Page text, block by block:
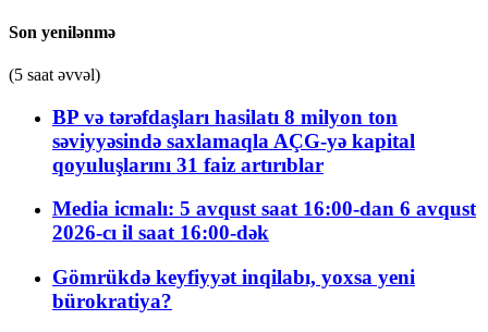
Son yenilənmə
(5 saat əvvəl)
BP və tərəfdaşları hasilatı 8 milyon ton
səviyyəsində saxlamaqla AÇG-yə kapital
qoyuluşlarını 31 faiz artırıblar
Media icmalı: 5 avqust saat 16:00-dan 6 avqust
2026-cı il saat 16:00-dək
Gömrükdə keyfiyyət inqilabı, yoxsa yeni
bürokratiya?